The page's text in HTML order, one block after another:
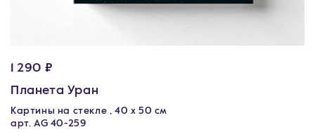
1 290 ₽
Планета Уран
Картины на стекле , 40 х 50 см
арт. AG 40-259